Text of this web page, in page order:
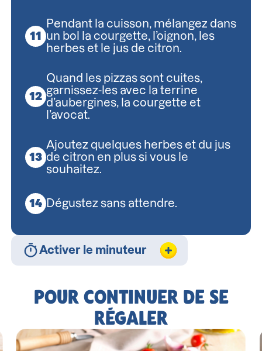
Pendant la cuisson, mélangez dans
un bol la courgette, l’oignon, les
herbes et le jus de citron.
Quand les pizzas sont cuites,
garnissez-les avec la terrine
d’aubergines, la courgette et
l’avocat.
Ajoutez quelques herbes et du jus
de citron en plus si vous le
souhaitez.
Dégustez sans attendre.
Activer le minuteur
POUR CONTINUER DE SE
RÉGALER